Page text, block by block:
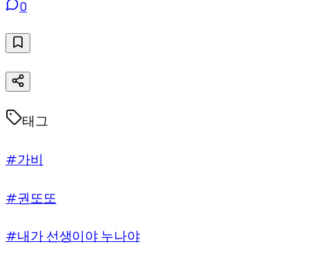
0
태그
#가비
#권또또
#내가 선생이야 누나야